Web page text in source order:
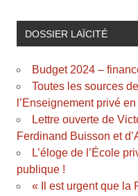
DOSSIER LAÏCITÉ
Budget 2024 –
Toutes les sources
l’Enseignement privé
Lettre ouverte de
Ferdinand Buisson et
L’éloge de l’École
publique !
« Il est urgent que la